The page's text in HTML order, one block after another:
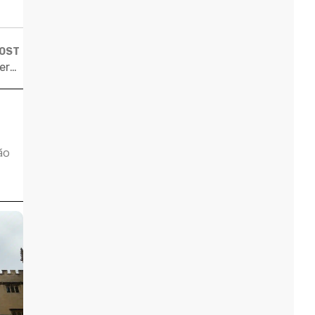
Bolsas de graduação na UBC, uma das melhores universidades do Canadá